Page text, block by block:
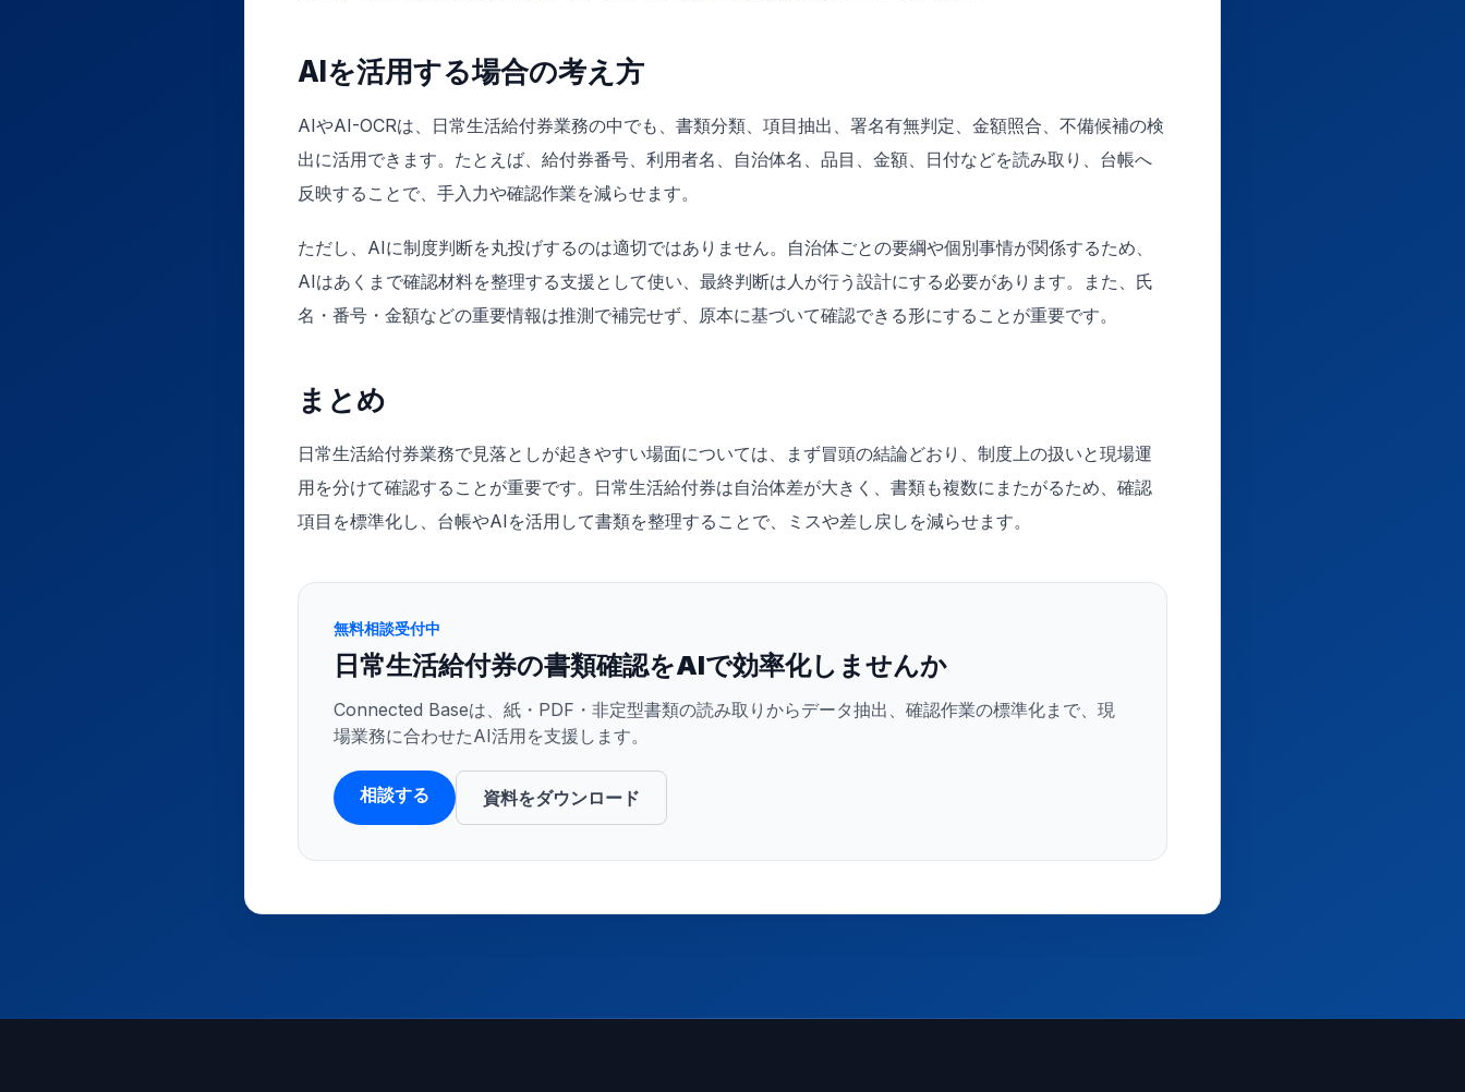
AIを活用する場合の考え方
AIやAI-OCRは、日常生活給付券業務の中でも、書類分類、項目抽出、署名有無判定、金額照合、不備候補の検
出に活用できます。たとえば、給付券番号、利用者名、自治体名、品目、金額、日付などを読み取り、台帳へ
反映することで、手入力や確認作業を減らせます。
ただし、AIに制度判断を丸投げするのは適切ではありません。自治体ごとの要綱や個別事情が関係するため、
AIはあくまで確認材料を整理する支援として使い、最終判断は人が行う設計にする必要があります。また、氏
名・番号・金額などの重要情報は推測で補完せず、原本に基づいて確認できる形にすることが重要です。
まとめ
日常生活給付券業務で見落としが起きやすい場面については、まず冒頭の結論どおり、制度上の扱いと現場運
用を分けて確認することが重要です。日常生活給付券は自治体差が大きく、書類も複数にまたがるため、確認
項目を標準化し、台帳やAIを活用して書類を整理することで、ミスや差し戻しを減らせます。
無料相談受付中
日常生活給付券の書類確認をAIで効率化しませんか
Connected Baseは、紙・PDF・非定型書類の読み取りからデータ抽出、確認作業の標準化まで、現
場業務に合わせたAI活用を支援します。
相談する 資料をダウンロード